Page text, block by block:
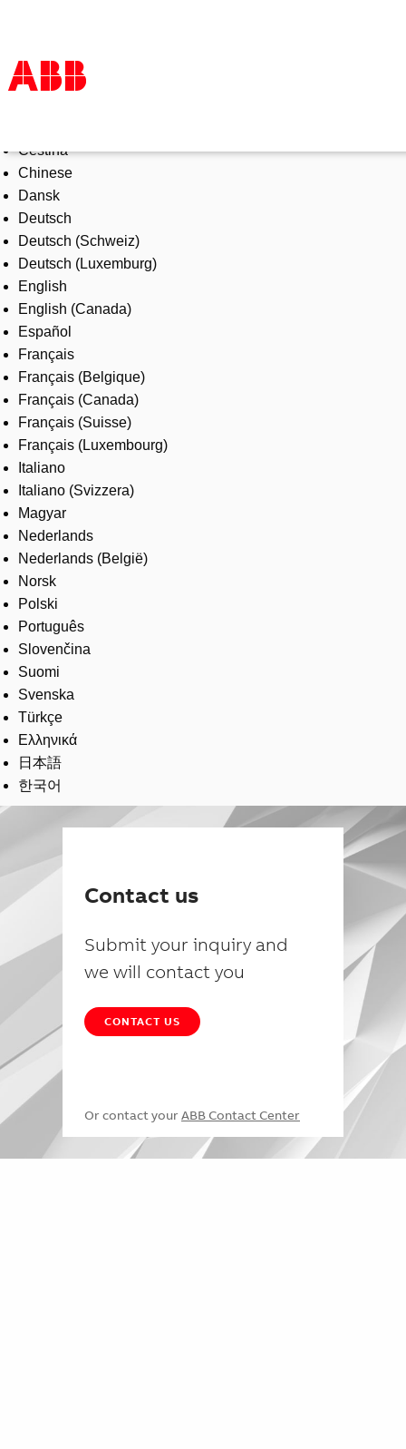
Products & Solutions
Industries
Services
About us
Where to buy
Contact us
Careers
Čeština
Chinese
Dansk
Deutsch
Deutsch (Schweiz)
Deutsch (Luxemburg)
English
English (Canada)
Español
Français
Français (Belgique)
Français (Canada)
Français (Suisse)
Français (Luxembourg)
Italiano
Italiano (Svizzera)
Magyar
Nederlands
Nederlands (België)
Norsk
Polski
Português
Slovenčina
Suomi
Svenska
Türkçe
Ελληνικά
日本語
한국어
Contact us
Submit your inquiry and
we will contact you
CONTACT US
Or contact your ABB Contact Center